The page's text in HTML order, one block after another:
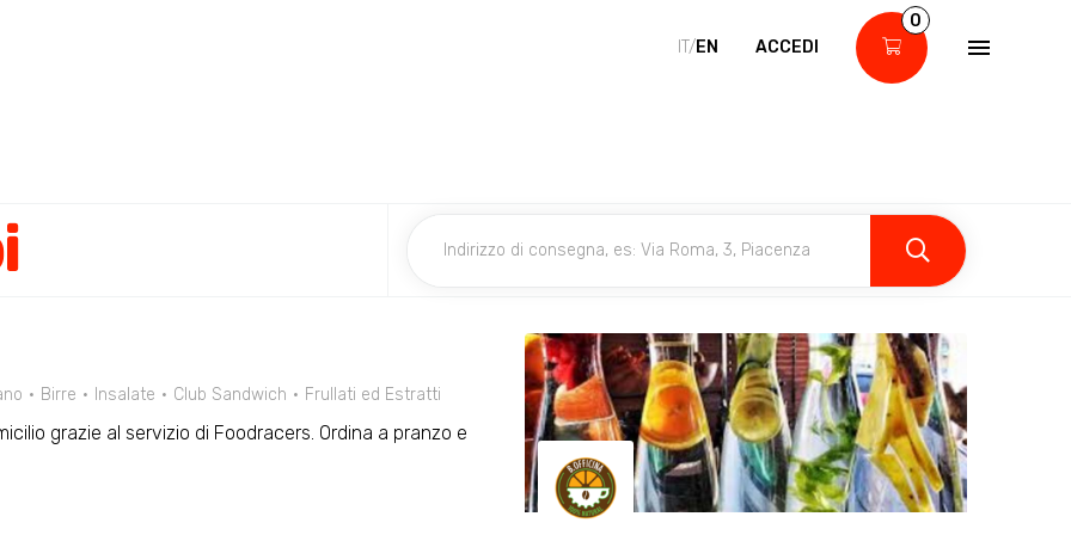
IT/EN ACCEDI
0
Birre Insalate Club Sandwich Frullati ed Estratti
grazie al servizio di Foodracers. Ordina a pranzo e